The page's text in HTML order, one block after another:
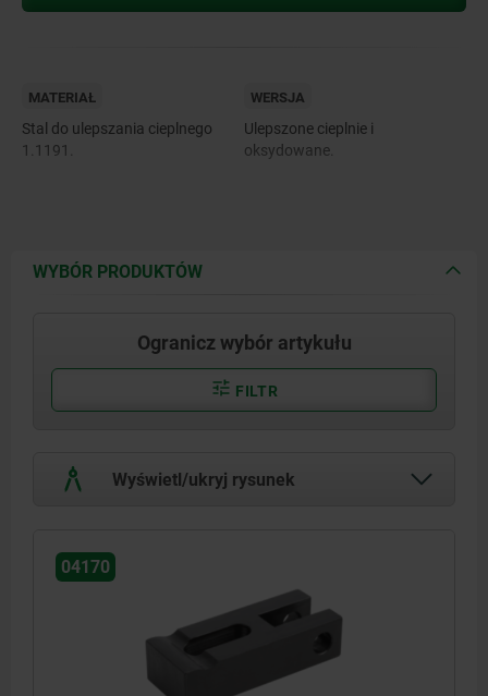
MATERIAŁ
Stal do ulepszania cieplnego
1.1191.
WERSJA
Ulepszone cieplnie i
oksydowane.
WYBÓR PRODUKTÓW
Ogranicz wybór artykułu
FILTR
Wyświetl/ukryj rysunek
04170